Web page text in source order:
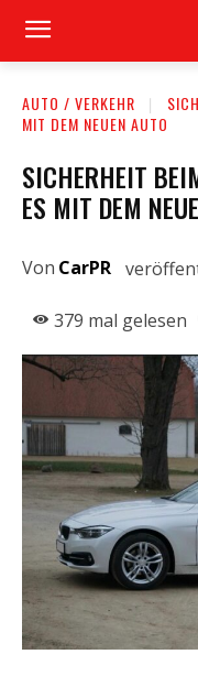
AUTO / VERKEHR
MIT DEM NEUEN AUTO
SICHERHEIT
ES MIT DEM
Von CarPR
379 mal gelesen